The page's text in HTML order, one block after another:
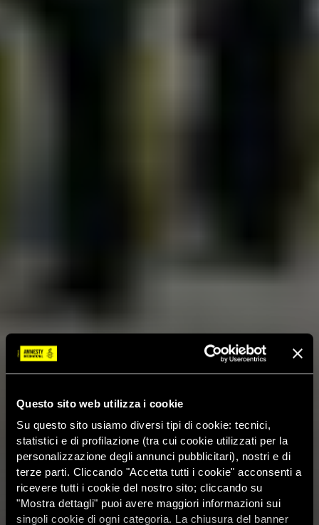
Questo sito web utilizza i cookie
Su questo sito usiamo diversi tipi di cookie: tecnici,
statistici e di profilazione (tra cui cookie utilizzati per la
personalizzazione degli annunci pubblicitari), nostri e di
terze parti. Cliccando "Accetta tutti i cookie" acconsenti a
ricevere tutti i cookie del nostro sito; cliccando su
"Mostra dettagli" puoi avere maggiori informazioni sui
singoli cookie di ogni categoria. La chiusura del banner